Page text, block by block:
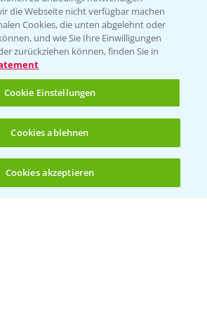
(noch 4)
auf WhatsApp
346 564 1
30-20220
die Webseite nicht verfügbar machen
Cookies, die unten abgelehnt oder
und wie Sie Ihre Einwilligungen
zurückziehen können, finden Sie in
Cookie Einstellungen
Cookies ablehnen
Cookies akzeptieren